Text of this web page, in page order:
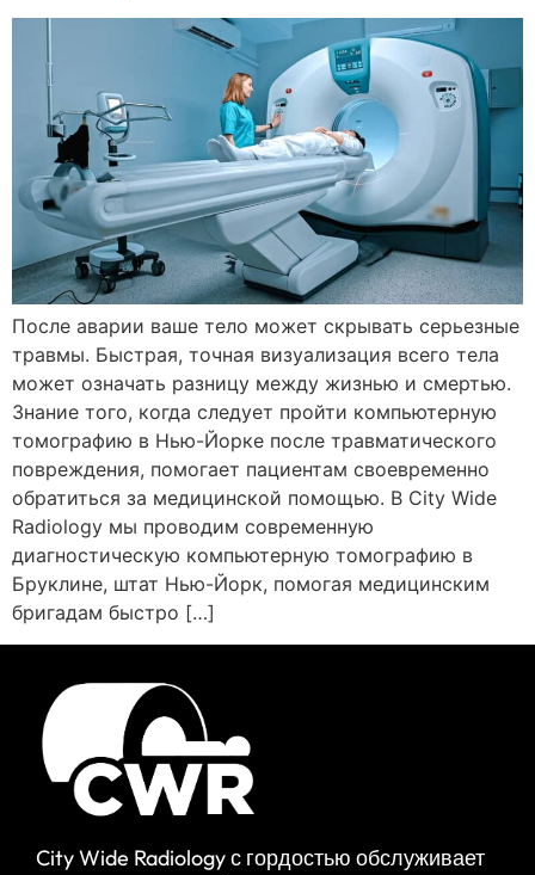
После аварии ваше тело может скрывать серьезные
травмы. Быстрая, точная визуализация всего тела
может означать разницу между жизнью и смертью.
Знание того, когда следует пройти компьютерную
томографию в Нью-Йорке после травматического
повреждения, помогает пациентам своевременно
обратиться за медицинской помощью. В City Wide
Radiology мы проводим современную
диагностическую компьютерную томографию в
Бруклине, штат Нью-Йорк, помогая медицинским
бригадам быстро […]
City Wide Radiology с гордостью обслуживает